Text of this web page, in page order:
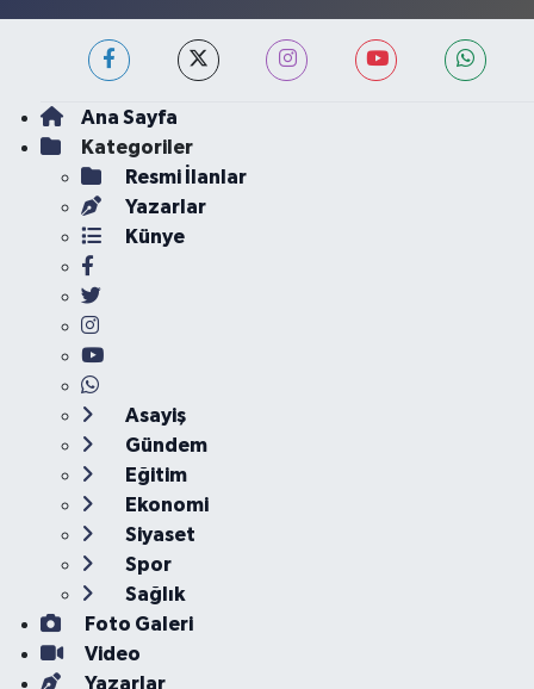
Ana Sayfa
Kategoriler
Resmi İlanlar
Yazarlar
Künye
Asayiş
Gündem
Eğitim
Ekonomi
Siyaset
Spor
Sağlık
Foto Galeri
Video
Yazarlar